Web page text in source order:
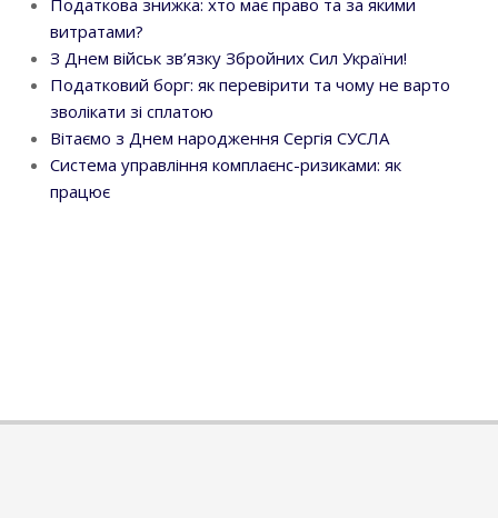
витратами?
З Днем військ зв’язку Збройних Сил України!
Податковий борг: як перевірити та чому не варто
зволікати зі сплатою
Вітаємо з Днем народження Сергія СУСЛА
Система управління комплаєнс-ризиками: як
працює